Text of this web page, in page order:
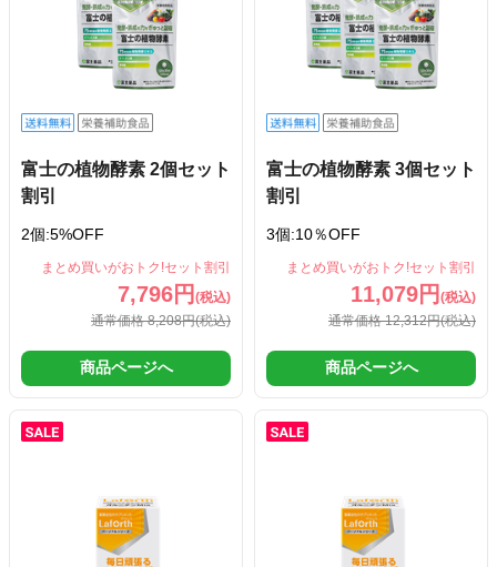
富士の植物酵素 2個セット
割引
2個:5%OFF
まとめ買いがおトク!セット割引
7,796円 (税込)
通常価格 8,208円(税込)
商品ページへ
富士の植物酵素 3個セット
割引
3個:10％OFF
まとめ買いがおトク!セット割引
11,079円 (税込)
通常価格 12,312円(税込)
商品ページへ